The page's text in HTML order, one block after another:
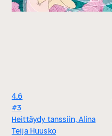
4.6
#3
Heittäydy tanssiin, Alina
Teija Huusko